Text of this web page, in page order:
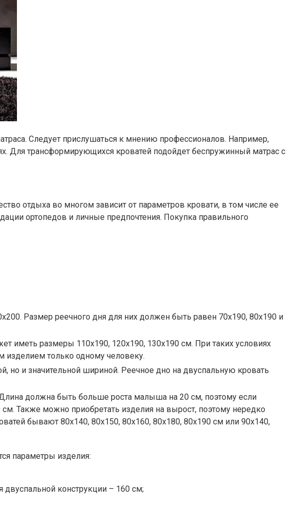
Следует прислушаться к мнению профессионалов. Например,
Для трансформирующихся кроватей подойдет беспружинный матрас с
отдыха во многом зависит от параметров кровати, в том числе ее
ортопедов и личные предпочтения. Покупка правильного
Размер реечного дня для них должен быть равен 70х190, 80х190 и
иметь размеры 110х190, 120х190, 130х190 см. При таких условиях
изделием только одному человеку.
но и значительной шириной. Реечное дно на двуспальную кровать
должна быть больше роста малыша на 20 см, поэтому если
Также можно приобретать изделия на вырост, поэтому нередко
бывают 80х140, 80х150, 80х160, 80х180, 80х190 см или 90х140,
параметры изделия:
конструкции – 160 см;